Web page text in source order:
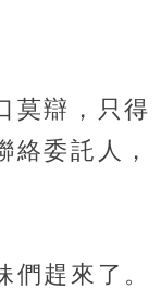
莫辯，只得
絡委託人，
趕來了。